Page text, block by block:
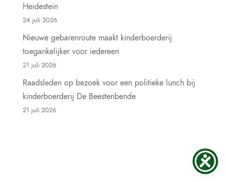
Heidestein
24 juli 2026
Nieuwe gebarenroute maakt kinderboerderij
toegankelijker voor iedereen
21 juli 2026
Raadsleden op bezoek voor een politieke lunch bij
kinderboerderij De Beestenbende
21 juli 2026